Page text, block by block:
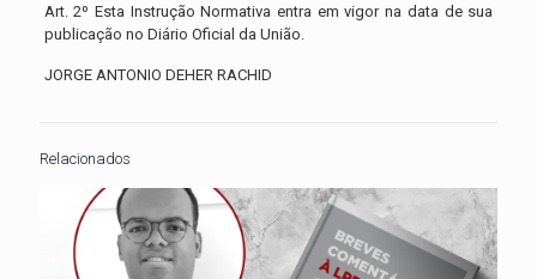
Art. 2º Esta Instrução Normativa entra em vigor na data de sua
publicação no Diário Oficial da União.
JORGE ANTONIO DEHER RACHID
Relacionados